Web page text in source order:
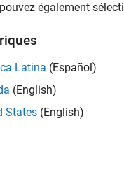
également
Latina (Español)
(English)
States (English)